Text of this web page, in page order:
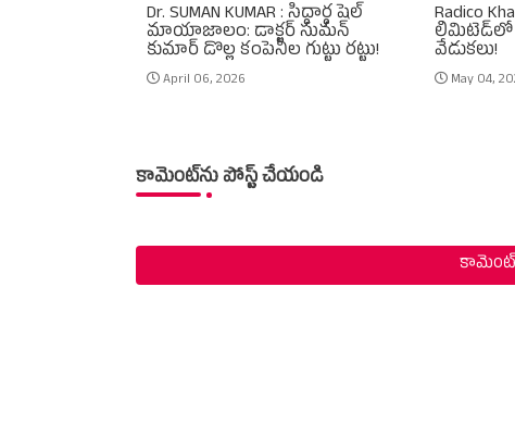
Dr. SUMAN KUMAR : సిద్ధార్థ షెల్
మాయాజాలం: డాక్టర్ సుమన్
కుమార్ డొల్ల కంపెనీల గుట్టు రట్టు!
April 06, 2026
Radico
లిమిటెడ్‌లో
వేడుకలు!
May 04,
కామెంట్‌ను పోస్ట్ చేయండి